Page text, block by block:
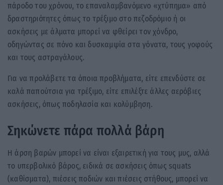
πάροδο του χρόνου, το επαναλαμβανόμενο «χτύπημα» από
δραστηριότητες όπως το τρέξιμο στο πεζοδρόμιο ή οι
ασκήσεις με άλματα μπορεί να φθείρει τον χόνδρο,
οδηγώντας σε πόνο και δυσκαμψία στα γόνατα, τους γοφούς
και τους αστραγάλους.
Για να προλάβετε τα όποια προβλήματα, είτε επενδύστε σε
καλά παπούτσια για τρέξιμο, είτε επιλέξτε άλλες αερόβιες
ασκήσεις, όπως ποδηλασία και κολύμβηση.
Σηκώνετε πάρα πολλά βάρη
Η άρση βαρών μπορεί να είναι εξαιρετική για τους μυς, αλλά
το υπερβολικό βάρος, ειδικά σε ασκήσεις όπως squats
(καθίσματα), πιέσεις ποδιών και πιέσεις στήθους, μπορεί να